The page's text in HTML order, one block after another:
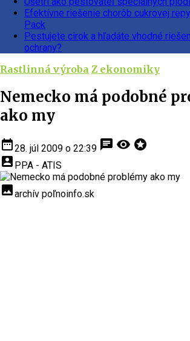
Efektívne riešenie chorôb cukrovej
Pack
Pestujete cirok a hľadáte vhodné
ochrany?
Rastlinná výroba Z ekonomiky
Nemecko má podobné
ako my
date_range28. júl 2009 o 22:39 chat visibility stars
account_box PPA - ATIS
insert_photoarchív poľnoinfo.sk